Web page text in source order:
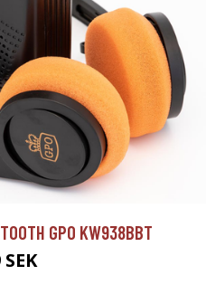
GPO KW938BBT